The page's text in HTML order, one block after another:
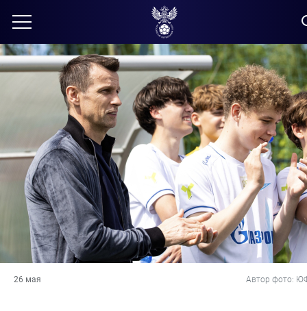
26 мая Автор фото: